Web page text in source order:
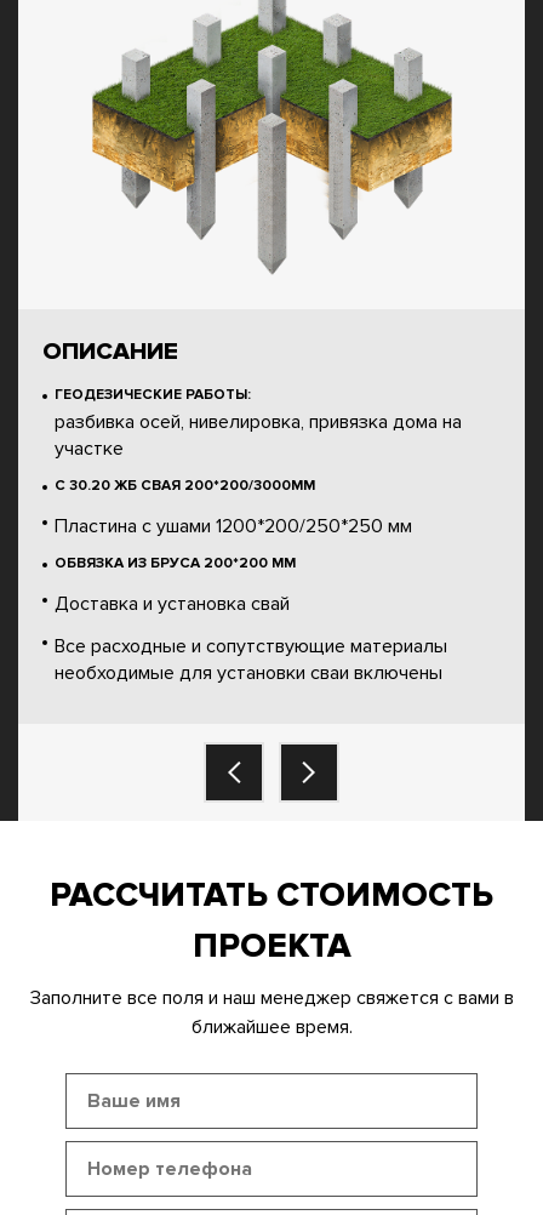
ОПИСАНИЕ
ГЕОДЕЗИЧЕСКИЕ РАБОТЫ:
разбивка осей, нивелировка, привязка дома на
участке
С 30.20 ЖБ СВАЯ 200*200/3000ММ
Пластина с ушами 1200*200/250*250 мм
ОБВЯЗКА ИЗ БРУСА 200*200 ММ
Доставка и установка свай
Все расходные и сопутствующие материалы
необходимые для установки сваи включены
РАССЧИТАТЬ СТОИМОСТЬ
ПРОЕКТА
Заполните все поля и наш менеджер свяжется с вами в
ближайшее время.